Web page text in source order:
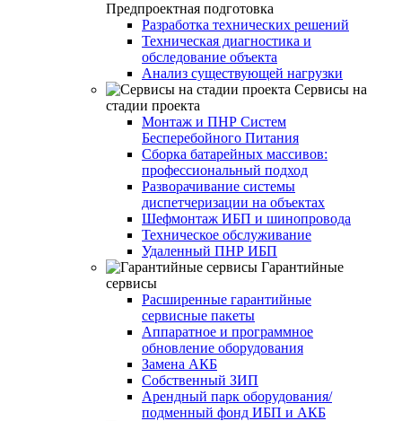
Предпроектная подготовка
Разработка технических решений
Техническая диагностика и
обследование объекта
Анализ существующей нагрузки
Сервисы на
стадии проекта
Монтаж и ПНР Систем
Бесперебойного Питания
Сборка батарейных массивов:
профессиональный подход
Разворачивание системы
диспетчеризации на объектах
Шефмонтаж ИБП и шинопровода
Техническое обслуживание
Удаленный ПНР ИБП
Гарантийные
сервисы
Расширенные гарантийные
сервисные пакеты
Аппаратное и программное
обновление оборудования
Замена АКБ
Собственный ЗИП
Арендный парк оборудования/
подменный фонд ИБП и АКБ